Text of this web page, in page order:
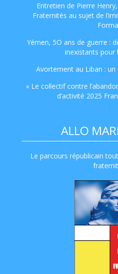
Entretien de Pierre
Fraternités au sujet de
Yémen, 5O ans de guerre :
inexistants pour
Avortement au Liban :
« Le collectif contre
d’activité 2025
ALLO
Le parcours républicain